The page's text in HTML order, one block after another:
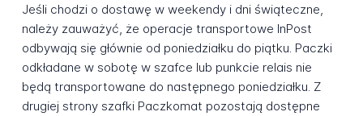
Jeśli chodzi o dostawę w weekendy i dni świąteczne,
należy zauważyć, że operacje transportowe InPost
odbywają się głównie od poniedziałku do piątku. Paczki
odkładane w sobotę w szafce lub punkcie relais nie
będą transportowane do następnego poniedziałku. Z
drugiej strony szafki Paczkomat pozostają dostępne